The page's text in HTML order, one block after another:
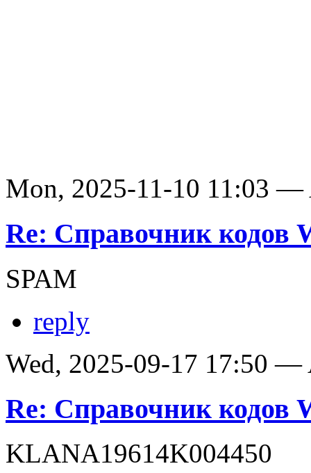
Mon, 2025-11-10 11:03 —
Re: Справочник кодов
SPAM
reply
Wed, 2025-09-17 17:50 —
Re: Справочник кодов
KLANA19614K004450